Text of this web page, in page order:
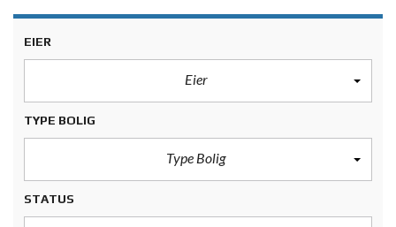
EIER
Eier
TYPE BOLIG
Type Bolig
STATUS